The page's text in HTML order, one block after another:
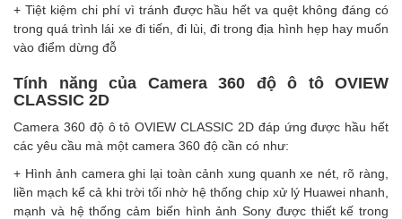
+ Tiệt kiệm chi phí vì tránh được hầu hết va quệt không đáng có
trong quá trình lái xe đi tiến, đi lùi, đi trong địa hình hẹp hay muốn
vào điểm dừng đỗ
Tính năng của Camera 360 độ ô tô OVIEW
CLASSIC 2D
Camera 360 độ ô tô OVIEW CLASSIC 2D đáp ứng được hầu hết
các yêu cầu mà một camera 360 độ cần có như:
+ Hình ảnh camera ghi lại toàn cảnh xung quanh xe nét, rõ ràng,
liền mạch kể cả khi trời tối nhờ hệ thống chip xử lý Huawei nhanh,
mạnh và hệ thống cảm biến hình ảnh Sony được thiết kế trong